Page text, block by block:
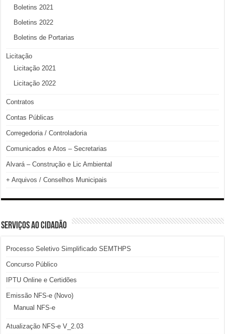
Boletins 2021
Boletins 2022
Boletins de Portarias
Licitação
Licitação 2021
Licitação 2022
Contratos
Contas Públicas
Corregedoria / Controladoria
Comunicados e Atos – Secretarias
Alvará – Construção e Lic Ambiental
+ Arquivos / Conselhos Municipais
SERVIÇOS AO CIDADÃO
Processo Seletivo Simplificado SEMTHPS
Concurso Público
IPTU Online e Certidões
Emissão NFS-e (Novo)
Manual NFS-e
Atualização NFS-e V_2.03